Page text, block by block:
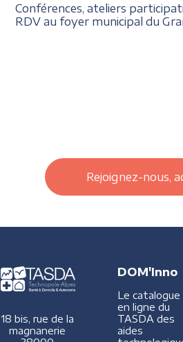
Conférences, ateliers
RDV au foyer municipal du
Rejoignez-nous,
18 bis, rue de la
magnanerie
DOM'Inno
Le catalogue
en ligne du
TASDA des
aides